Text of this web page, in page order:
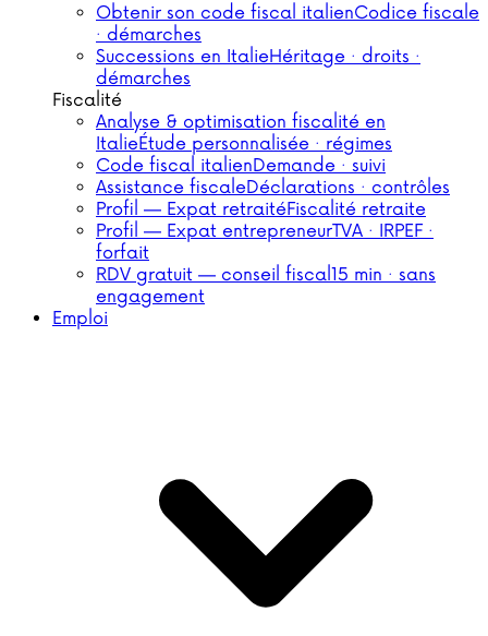
Obtenir son code fiscal italienCodice fiscale
· démarches
Successions en ItalieHéritage · droits ·
démarches
Fiscalité
Analyse & optimisation fiscalité en
ItalieÉtude personnalisée · régimes
Code fiscal italienDemande · suivi
Assistance fiscaleDéclarations · contrôles
Profil — Expat retraitéFiscalité retraite
Profil — Expat entrepreneurTVA · IRPEF ·
forfait
RDV gratuit — conseil fiscal15 min · sans
engagement
Emploi